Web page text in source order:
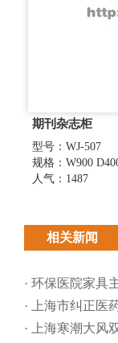
期刊杂志柜
型号：WJ-507
规格：W900
人气：1487
相关新闻
· 环保医院家具
· 上海市纠正医
· 上海寒潮大风